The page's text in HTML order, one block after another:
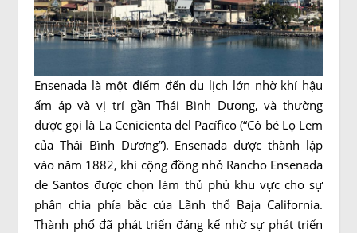
Ensenada là một điểm đến du lịch lớn nhờ khí hậu
ấm áp và vị trí gần Thái Bình Dương, và thường
được gọi là La Cenicienta del Pacífico (“Cô bé Lọ Lem
của Thái Bình Dương”). Ensenada được thành lập
vào năm 1882, khi cộng đồng nhỏ Rancho Ensenada
de Santos được chọn làm thủ phủ khu vực cho sự
phân chia phía bắc của Lãnh thổ Baja California.
Thành phố đã phát triển đáng kể nhờ sự phát triển